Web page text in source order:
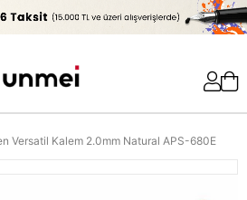
Versatil Kalem 2.0mm Natural APS-680E